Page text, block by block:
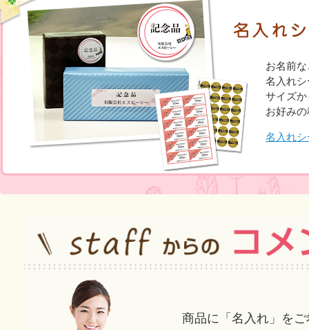
お名前
名入れ
サイズ
お好み
名入れ
商品に「名入れ」を